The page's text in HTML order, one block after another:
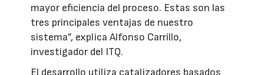
mayor eficiencia del proceso. Estas son las
tres principales ventajas de nuestro
sistema”, explica Alfonso Carrillo,
investigador del ITQ.
El desarrollo utiliza catalizadores basados